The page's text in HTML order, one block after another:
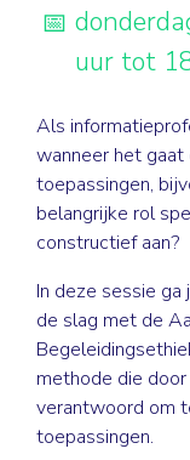
uur tot
Als
wanneer het
toepassingen,
belangrijke rol
constructief aan?
In deze sessie ga
de slag met de
methode die
verantwoord om
toepassingen.